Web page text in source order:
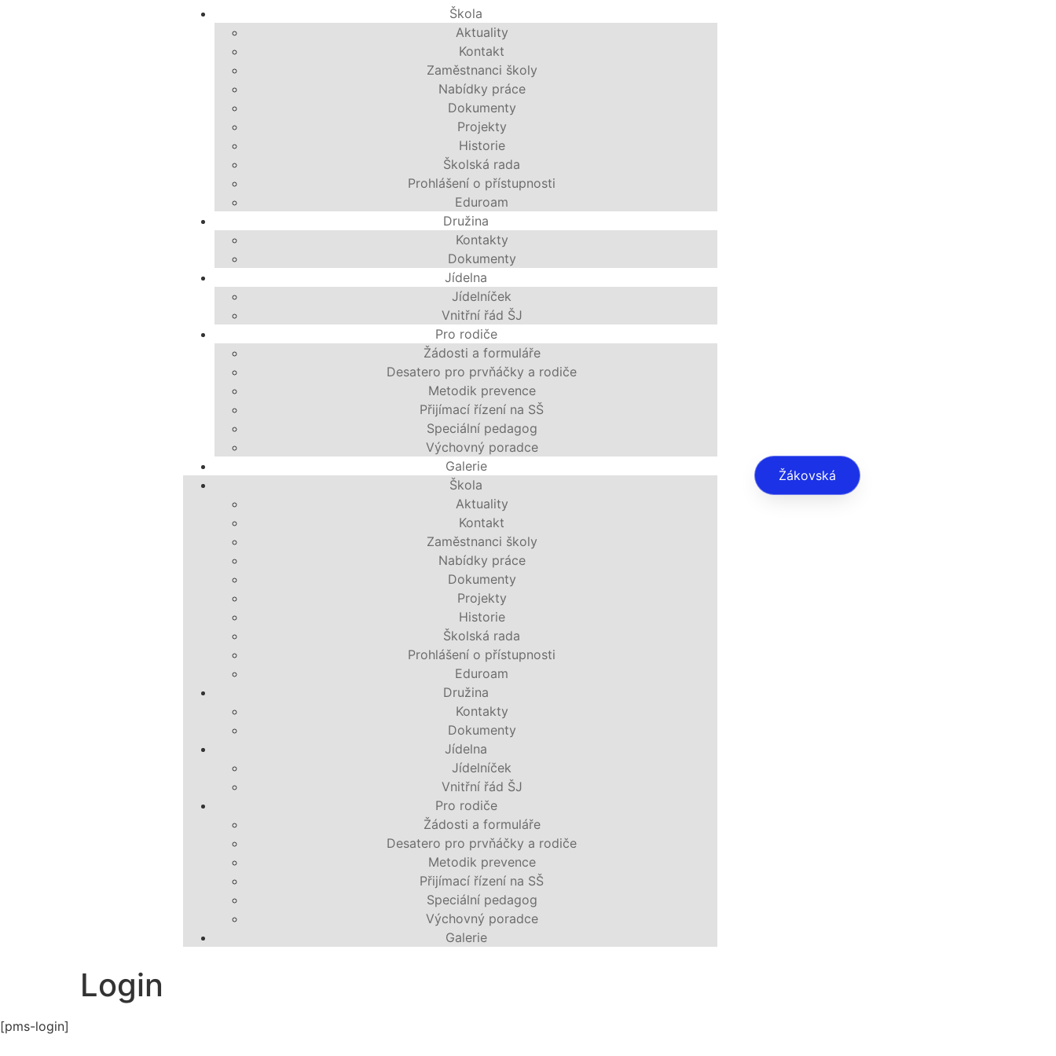
Škola
Aktuality
Kontakt
Zaměstnanci školy
Nabídky práce
Dokumenty
Projekty
Historie
Školská rada
Prohlášení o přístupnosti
Eduroam
Družina
Kontakty
Dokumenty
Jídelna
Jídelníček
Vnitřní řád ŠJ
Pro rodiče
Žádosti a formuláře
Desatero pro prvňáčky a rodiče
Metodik prevence
Přijímací řízení na SŠ
Speciální pedagog
Výchovný poradce
Galerie
Škola
Aktuality
Kontakt
Zaměstnanci školy
Nabídky práce
Dokumenty
Projekty
Historie
Školská rada
Prohlášení o přístupnosti
Eduroam
Družina
Kontakty
Dokumenty
Jídelna
Jídelníček
Vnitřní řád ŠJ
Pro rodiče
Žádosti a formuláře
Desatero pro prvňáčky a rodiče
Metodik prevence
Přijímací řízení na SŠ
Speciální pedagog
Výchovný poradce
Galerie
Žákovská
Login
[pms-login]